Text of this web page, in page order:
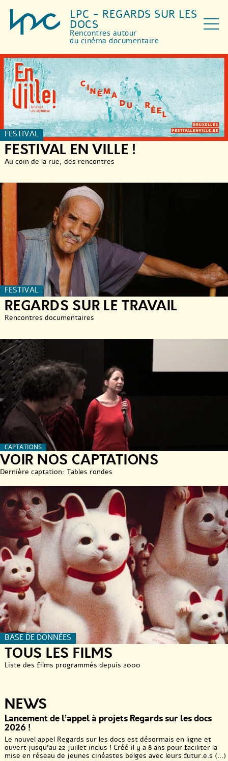
LPC - REGARDS SUR LES
DOCS
Rencontres autour
du cinéma documentaire
FESTIVAL
FESTIVAL EN VILLE !
Au coin de la rue, des rencontres
FESTIVAL
REGARDS SUR LE TRAVAIL
Rencontres documentaires
CAPTATIONS
VOIR NOS CAPTATIONS
Dernière captation: Tables rondes
BASE DE DONNÉES
TOUS LES FILMS
Liste des films programmés depuis 2000
NEWS
Lancement de l’appel à projets Regards sur les docs
2026 !
Le nouvel appel Regards sur les docs est désormais en ligne et
ouvert jusqu’au 22 juillet inclus ! Créé il y a 8 ans pour faciliter la
mise en réseau de jeunes cinéastes belges avec leurs futur.e.s (...)